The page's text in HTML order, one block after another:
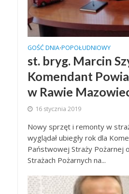
GOŚĆ DNIA•POPOŁUDNIOWY
st. bryg. Marcin
Komendant
w Rawie
16 stycznia 2019
Nowy sprzęt i remonty w
wyglądał ubiegły rok dla
Państwowej Straży Pożarnej
Strażach Pożarnych na...